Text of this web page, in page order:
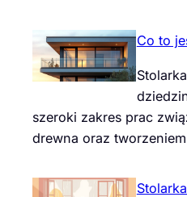
Co to
szeroki zakres prac
drewna oraz